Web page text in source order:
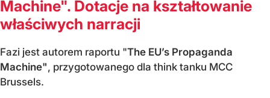
Machine". Dotacje na kształtowanie
właściwych narracji
Fazi jest autorem raportu "The EU’s Propaganda
Machine", przygotowanego dla think tanku MCC
Brussels.